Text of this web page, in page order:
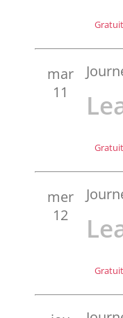
Gratuit
mar
11
Gratuit
mer
12
Gratuit